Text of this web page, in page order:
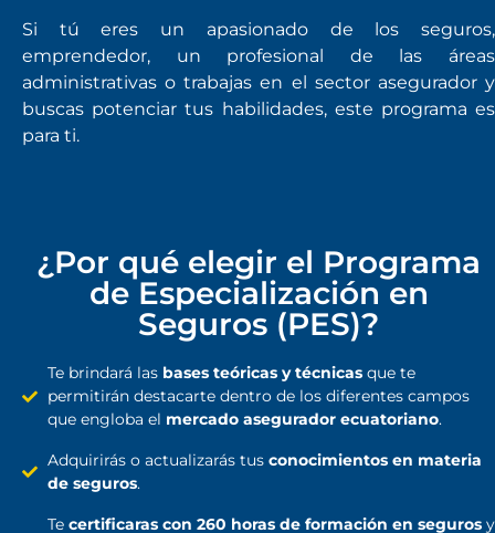
Si tú eres un apasionado de los seguros,
emprendedor, un profesional de las áreas
administrativas o trabajas en el sector asegurador y
buscas potenciar tus habilidades, este programa es
para ti.
¿Por qué elegir el Programa
de Especialización en
Seguros (PES)?
Te brindará las bases teóricas y técnicasque te
permitirán destacarte dentro de los diferentes campos
que engloba el mercado asegurador ecuatoriano.
Adquirirás o actualizarás tus conocimientos en materia
de seguros.
Te certificaras con 260 horas de formación en segurosy